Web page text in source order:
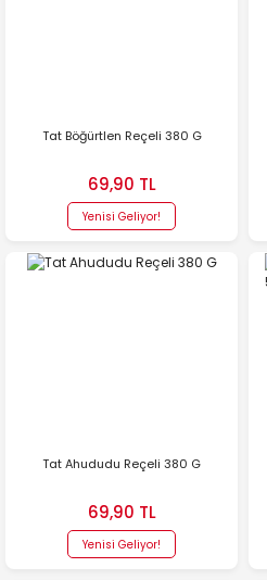
Tat Böğürtlen Reçeli 380 G
69,90 TL
Yenisi Geliyor!
Tat Ahududu Reçeli 380 G
69,90 TL
Yenisi Geliyor!